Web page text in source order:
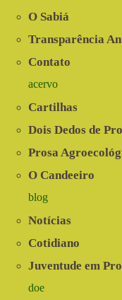
O Sabiá
Transparência
Contato
acervo
Cartilhas
Dois Dedos de
Prosa
O Candeeiro
blog
Notícias
Cotidiano
Juventude em
doe